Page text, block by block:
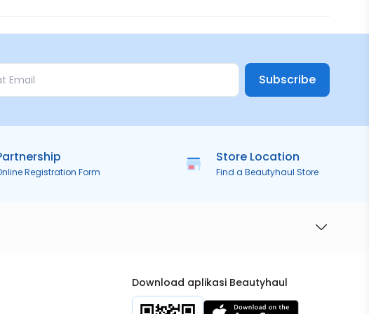
Subscribe
Registration Form
Store Location
Find a Beautyhaul Store
Download aplikasi Beautyhaul